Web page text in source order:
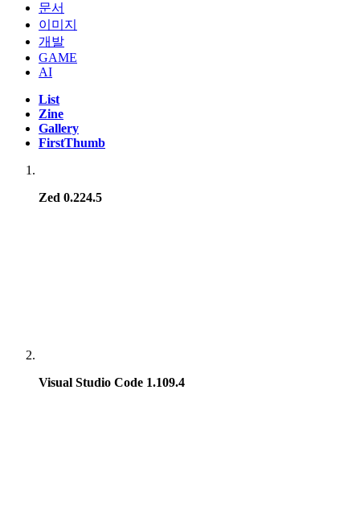
문서
이미지
개발
GAME
AI
List
Zine
Gallery
FirstThumb
Zed 0.224.5
Visual Studio Code 1.109.4